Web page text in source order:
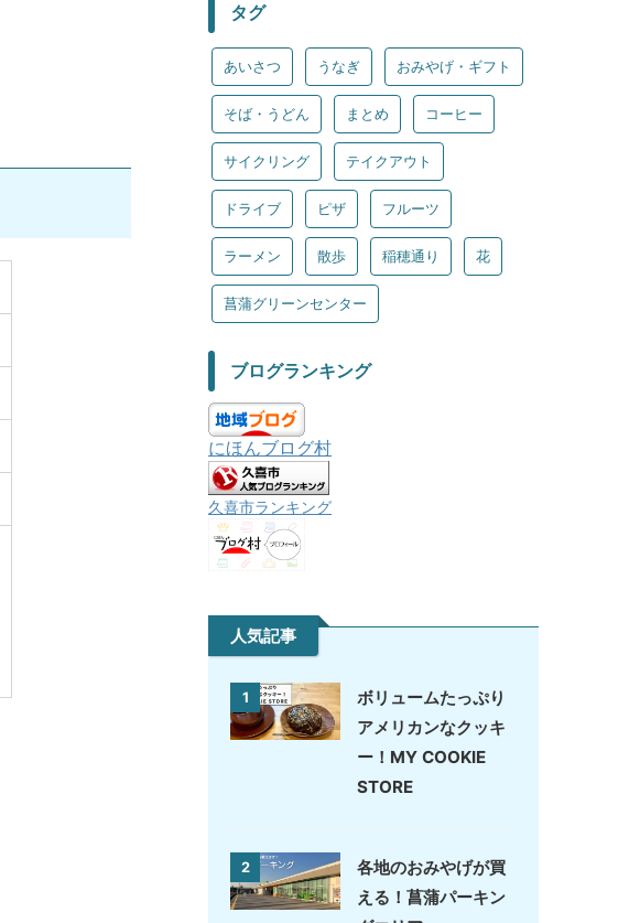
タグ
あいさつ うなぎ おみやげ・ギフト
そば・うどん まとめ コーヒー
サイクリング テイクアウト
ドライブ ピザ フルーツ
ラーメン 散歩 稲穂通り 花
菖蒲グリーンセンター
ブログランキング
にほんブログ村
久喜市ランキング
人気記事
1
ボリュームたっぷり
アメリカンなクッキ
ー！MY COOKIE
STORE
2
各地のおみやげが買
える！菖蒲パーキン